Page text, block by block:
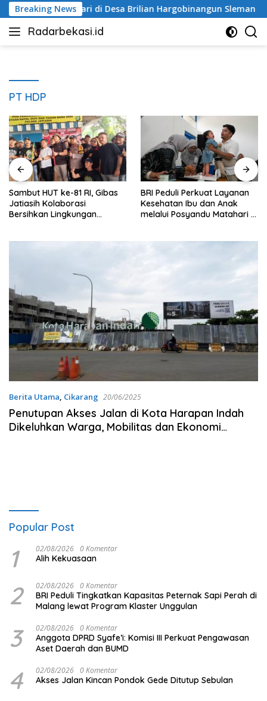
Langsung
ke
konten
Breaking News
Matahari di Desa Brilian Hargobinangun Sleman
Radarbekasi.id
Berita
PT HDP
Sambut HUT ke-81 RI, Gibas
Jatiasih Kolaborasi
Bersihkan Lingkungan
BRI Peduli Perkuat Layanan
Kesehatan Ibu dan Anak
melalui Posyandu Matahari di
Berita Utama, Cikarang 20/06/2025
Penutupan Akses Jalan di Kota Harapan Indah
Dikeluhkan Warga, Mobilitas dan Ekonomi
Popular Post
1 02/08/2026 0 Komentar
Alih Kekuasaan
2 02/08/2026 0 Komentar
BRI Peduli Tingkatkan Kapasitas Peternak Sapi Perah di
Malang lewat Program Klaster Unggulan
3 02/08/2026 0 Komentar
Anggota DPRD Syafe’i: Komisi III Perkuat Pengawasan
Aset Daerah dan BUMD
4 02/08/2026 0 Komentar
Akses Jalan Kincan Pondok Gede Ditutup Sebulan